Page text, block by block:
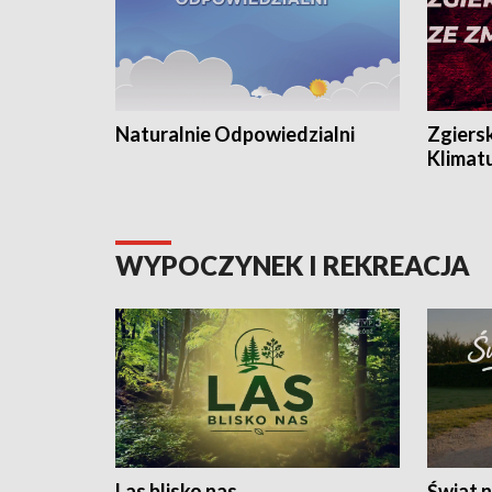
Naturalnie Odpowiedzialni
WYPOCZYNEK I REKREACJA